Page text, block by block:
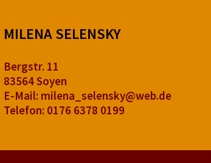
MILENA SELENSKY
Bergstr. 11
83564 Soyen
E-Mail: milena_selensky@web.de
Telefon: 0176 6378 0199